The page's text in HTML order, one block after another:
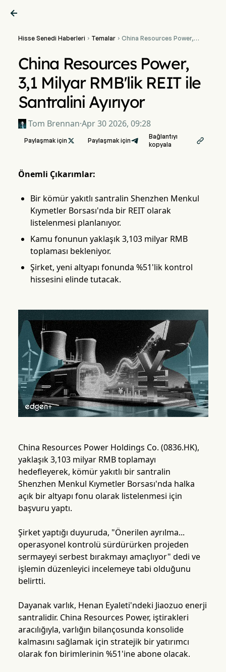

Hisse Senedi Haberleri  Temalar China Resources Power,
China Resources Power,
3,1 Milyar RMB'lik REIT ile
Santralini Ayırıyor
Tom Brennan·Apr 30 2026, 09:28
Paylaşmak için  Paylaşmak için
Bağlantıyı
kopyala

Önemli Çıkarımlar:
Bir kömür yakıtlı santralin Shenzhen Menkul
Kıymetler Borsası'nda bir REIT olarak
listelenmesi planlanıyor.
Kamu fonunun yaklaşık 3,103 milyar RMB
toplaması bekleniyor.
Şirket, yeni altyapı fonunda %51'lik kontrol
hissesini elinde tutacak.
China Resources Power Holdings Co. (0836.HK),
yaklaşık 3,103 milyar RMB toplamayı
hedefleyerek, kömür yakıtlı bir santralin
Shenzhen Menkul Kıymetler Borsası'nda halka
açık bir altyapı fonu olarak listelenmesi için
başvuru yaptı.
Şirket yaptığı duyuruda, "Önerilen ayrılma...
operasyonel kontrolü sürdürürken projeden
sermayeyi serbest bırakmayı amaçlıyor" dedi ve
işlemin düzenleyici incelemeye tabi olduğunu
belirtti.
Dayanak varlık, Henan Eyaleti'ndeki Jiaozuo enerji
santralidir. China Resources Power, iştirakleri
aracılığıyla, varlığın bilançosunda konsolide
kalmasını sağlamak için stratejik bir yatırımcı
olarak fon birimlerinin %51'ine abone olacak.